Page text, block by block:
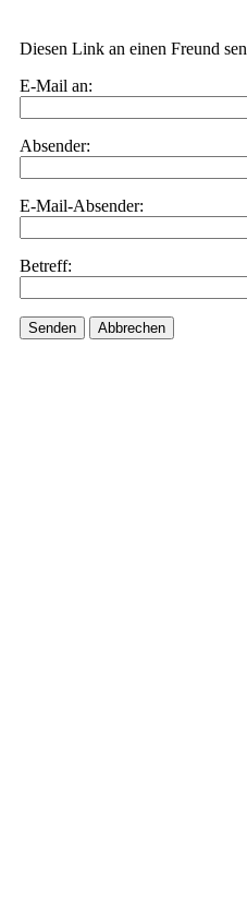
Diesen Link an einen Freund
E-Mail an:
Absender:
E-Mail-Absender:
Betreff:
Senden Abbrechen